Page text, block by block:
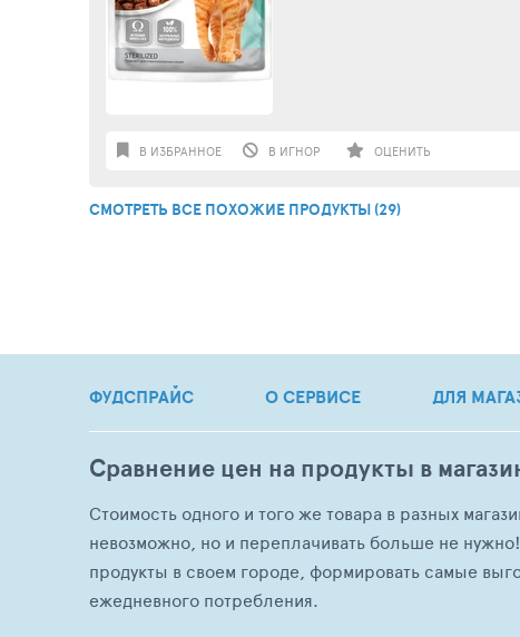
В ИЗБРАННОЕ В ИГНОР ОЦЕНИТЬ
СМОТРЕТЬ ВСЕ ПОХОЖИЕ ПРОДУКТЫ (29)
ФУДСПРАЙС О СЕРВИСЕ ДЛЯ
Сравнение цен на продукты в
Стоимость одного и того же товара в разных
невозможно, но и переплачивать больше не
продукты в своем городе, формировать самые
ежедневного потребления.